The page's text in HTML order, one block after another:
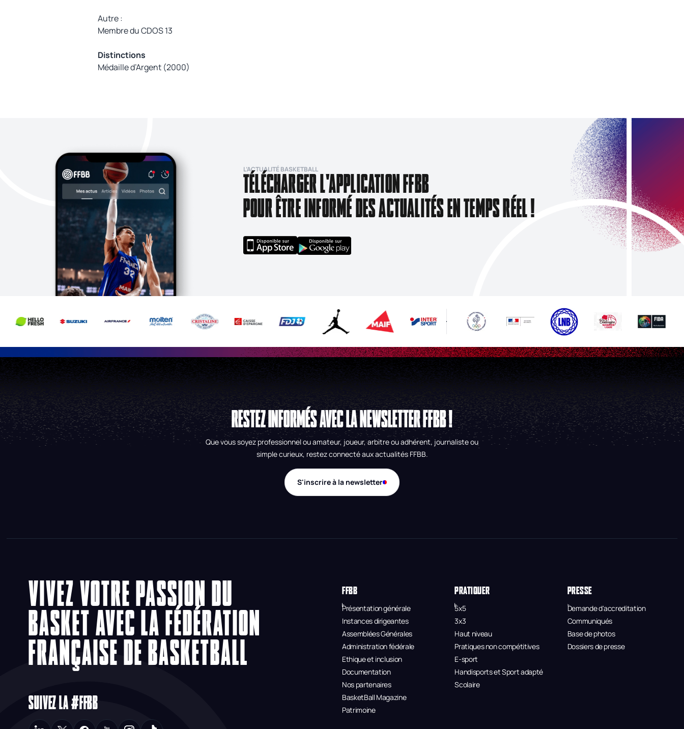
Autre :
Membre du CDOS 13
Distinctions
Médaille d’Argent (2000)
L’ACTUALITÉ BASKETBALL
TÉLÉCHARGER L'APPLICATION FFBB
POUR ÊTRE INFORMÉ DES ACTUALITÉS EN TEMPS RÉEL !
RESTEZ INFORMÉS AVEC LA NEWSLETTER FFBB !
Que vous soyez professionnel ou amateur, joueur, arbitre ou adhérent, journaliste ou
simple curieux, restez connecté aux actualités FFBB.
S'inscrire à la newsletter
VIVEZ VOTRE PASSION DU
BASKET AVEC LA FÉDÉRATION
FRANÇAISE DE BASKETBALL
SUIVEZ LA #FFBB
FFBB
Présentation générale
Instances dirigeantes
Assemblées Générales
Administration fédérale
Ethique et inclusion
Documentation
Nos partenaires
BasketBall Magazine
Patrimoine
PRATIQUER
5x5
3x3
Haut niveau
Pratiques non compétitives
E-sport
Handisports et Sport adapté
Scolaire
PRESSE
Demande d'accreditation
Communiqués
Base de photos
Dossiers de presse